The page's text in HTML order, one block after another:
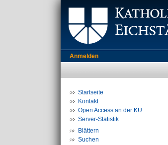
Anmelden
Startseite
Kontakt
Open Access an der KU
Server-Statistik
Blättern
Suchen